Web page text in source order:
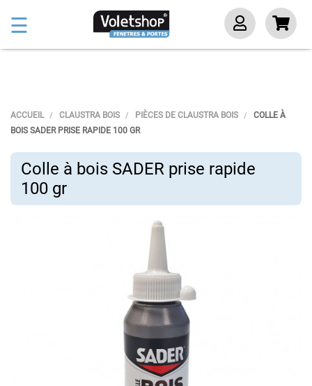
Basculer
la
☰
ACCUEIL CLAUSTRA BOIS PIÈCES DE CLAUSTRA BOIS
COLLE À
BOIS SADER PRISE RAPIDE 100 GR
Colle à bois SADER prise rapide
100 gr